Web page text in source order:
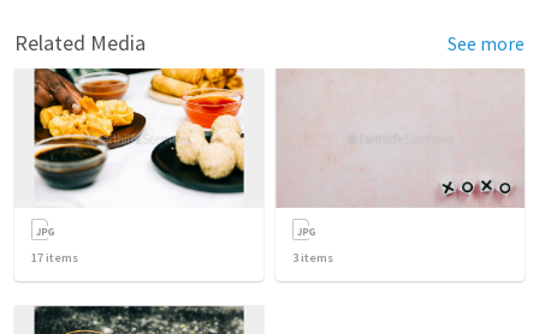
Related Media See more
17 items 3 items